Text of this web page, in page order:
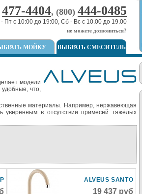
модели
что,
материалы. Например, нержавеющая
уверенным в отсутствии примесей тяжёлых
ALVEUS SANTO
19 437 руб
477-4404, (800) 444-0485
Пт с 10:00 до 19:00, Сб - Вс с 10.00 до 19.00
не можете дозвониться?
ВЫБРАТЬ СМЕСИТЕЛЬ
МОЙКУ